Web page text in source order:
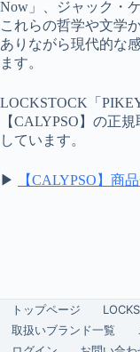
Now」、ジャック・
これらの哲学や文学
ありながら現代的な
ます。
LOCKSTOCK「
【CALYPSO】の正
しています。
▶ 【CALYPSO】商
トップページ
取扱いブランド一覧